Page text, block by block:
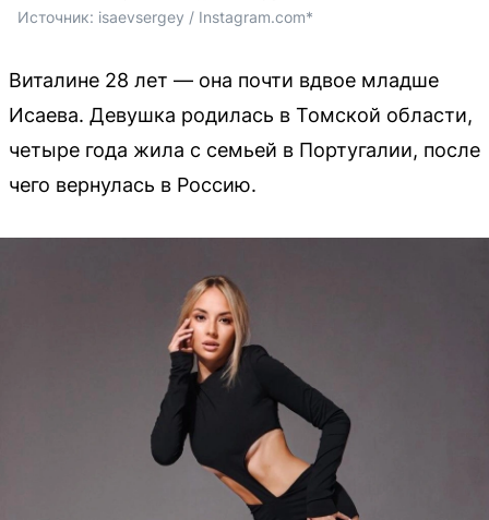
Источник: isaevsergey / Instagram.com*
Виталине 28 лет — она почти вдвое младше
Исаева. Девушка родилась в Томской области,
четыре года жила с семьей в Португалии, после
чего вернулась в Россию.